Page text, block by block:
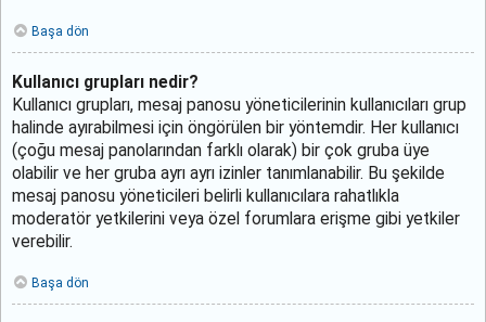
Başa dön
Kullanıcı grupları nedir?
Kullanıcı grupları, mesaj panosu yöneticilerinin kullanıcıları grup
halinde ayırabilmesi için öngörülen bir yöntemdir. Her kullanıcı
(çoğu mesaj panolarından farklı olarak) bir çok gruba üye
olabilir ve her gruba ayrı ayrı izinler tanımlanabilir. Bu şekilde
mesaj panosu yöneticileri belirli kullanıcılara rahatlıkla
moderatör yetkilerini veya özel forumlara erişme gibi yetkiler
verebilir.
Başa dön